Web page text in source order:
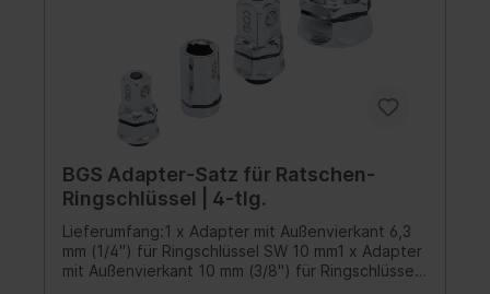
BGS Adapter-Satz für Ratschen-
Ringschlüssel | 4-tlg.
Lieferumfang:1 x Adapter mit Außenvierkant 6,3
mm (1/4") für Ringschlüssel SW 10 mm1 x Adapter
mit Außenvierkant 10 mm (3/8") für Ringschlüssel